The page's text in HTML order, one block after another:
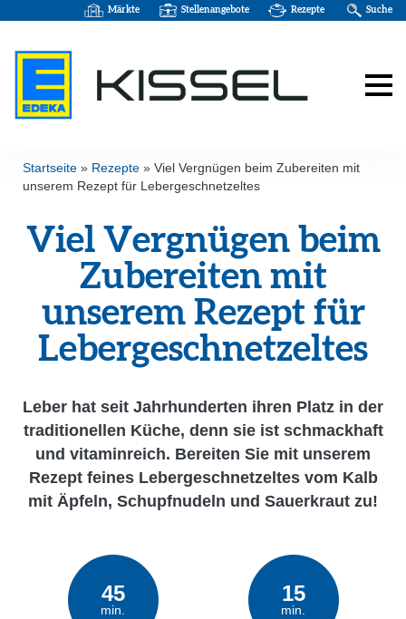
Märkte Stellenangebote Rezepte Suche
Startseite » Rezepte » Viel Vergnügen beim Zubereiten mit
unserem Rezept für Lebergeschnetzeltes
Viel Vergnügen beim
Zubereiten mit
unserem Rezept für
Leber­ge­schnet­zeltes
Leber hat seit Jahrhunderten ihren Platz in der
traditionellen Küche, denn sie ist schmackhaft
und vitaminreich. Bereiten Sie mit unserem
Rezept feines Lebergeschnetzeltes vom Kalb
mit Äpfeln, Schupfnudeln und Sauerkraut zu!
45
min.
15
min.